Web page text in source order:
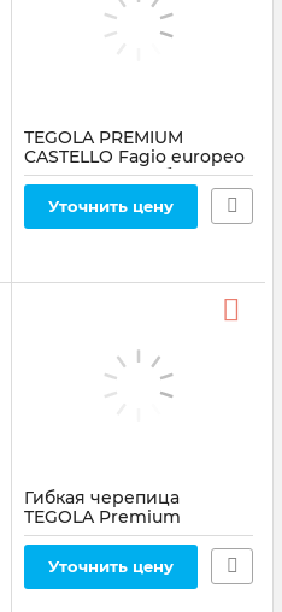
TEGOLA PREMIUM
CASTELLO Fagio europeo
426 Рядовая гибкая
Уточнить цену
Гибкая черепица
TEGOLA Premium
Castello, 3.05 м² Radica di
Уточнить цену